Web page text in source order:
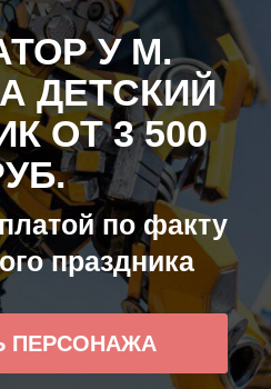
У М.
ДЕТСКИЙ
ОТ 3 500
по факту
праздника
ПЕРСОНАЖА